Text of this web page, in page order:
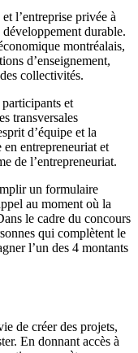
l’entreprise privée à
durable.
montréalais,
d’enseignement,
collectivités.
et
transversales
d’équipe et la
entrepreneuriat et
de l’entrepreneuriat.
un formulaire
au moment où la
le cadre du concours
qui complètent le
l’un des 4 montants
de créer des projets,
En donnant accès à